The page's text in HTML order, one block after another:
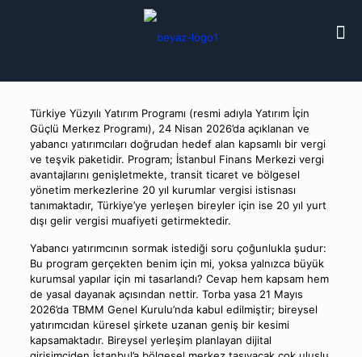
Türkiye Yüzyılı Yatırım Programı (resmi adıyla Yatırım İçin
Güçlü Merkez Programı), 24 Nisan 2026’da açıklanan ve
yabancı yatırımcıları doğrudan hedef alan kapsamlı bir vergi
ve teşvik paketidir. Program; İstanbul Finans Merkezi vergi
avantajlarını genişletmekte, transit ticaret ve bölgesel
yönetim merkezlerine 20 yıl kurumlar vergisi istisnası
tanımaktadır, Türkiye’ye yerleşen bireyler için ise 20 yıl yurt
dışı gelir vergisi muafiyeti getirmektedir.
Yabancı yatırımcının sormak istediği soru çoğunlukla şudur:
Bu program gerçekten benim için mi, yoksa yalnızca büyük
kurumsal yapılar için mi tasarlandı? Cevap hem kapsam hem
de yasal dayanak açısından nettir. Torba yasa 21 Mayıs
2026’da TBMM Genel Kurulu’nda kabul edilmiştir; bireysel
yatırımcıdan küresel şirkete uzanan geniş bir kesimi
kapsamaktadır. Bireysel yerleşim planlayan dijital